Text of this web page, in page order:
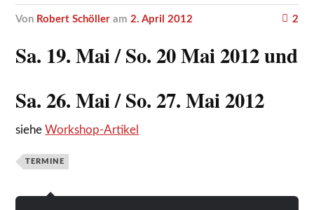
von Robert Schöller am2. April 2012 2
Sa. 19. Mai / So. 20 Mai 2012 und
Sa. 26. Mai / So. 27. Mai 2012
siehe Workshop-Artikel
TERMINE